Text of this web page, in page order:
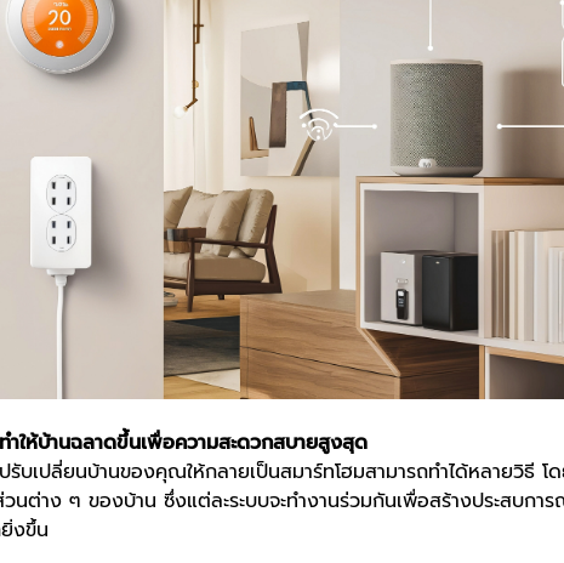
ำให้บ้านฉลาดขึ้นเพื่อความสะดวกสบายสูงสุด
รับเปลี่ยนบ้านของคุณให้กลายเป็นสมาร์ทโฮมสามารถทำได้หลายวิธี โ
นต่าง ๆ ของบ้าน ซึ่งแต่ละระบบจะทำงานร่วมกันเพื่อสร้างประสบก
งขึ้น